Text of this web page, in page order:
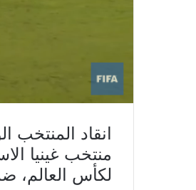
منتخب غينيا
لكأس العالم،